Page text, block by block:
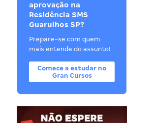
aprovação na
Residência SMS
Guarulhos SP?
Prepare-se com quem
mais entende do assunto!
Comece a estudar no
Gran Cursos